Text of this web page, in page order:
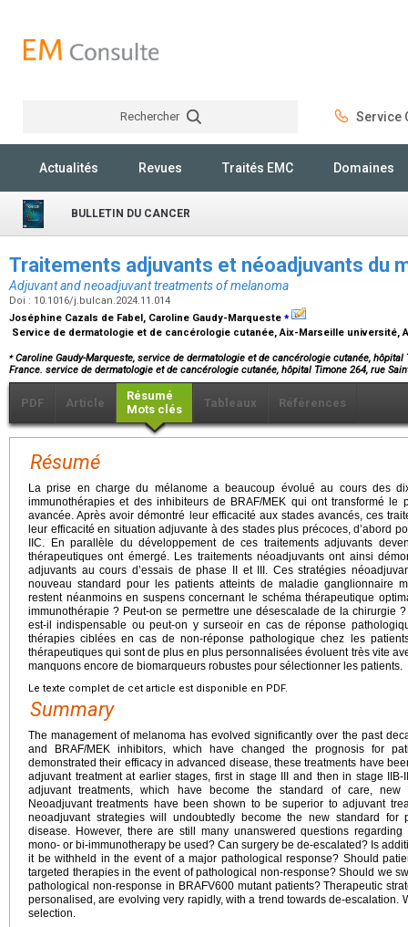
Rechercher Service
Actualités Revues Traités EMC Domaines
BULLETIN DU CANCER
Traitements adjuvants et néoadjuvants du
Adjuvant and neoadjuvant treatments of melanoma
Doi : 10.1016/j.bulcan.2024.11.014
Joséphine Cazals de Fabel, Caroline Gaudy-Marqueste ⁎
Service de dermatologie et de cancérologie cutanée, Aix-Marseille université,
⁎Caroline Gaudy-Marqueste, service de dermatologie et de cancérologie cutanée, hôpital
France. service de dermatologie et de cancérologie cutanée, hôpital Timone 264, rue
PDF Article
Résumé
Mots clés
Tableaux Références
Résumé
La prise en charge du mélanome a beaucoup évolué au cours des
immunothérapies et des inhibiteurs de BRAF/MEK qui ont transformé le
avancée. Après avoir démontré leur efficacité aux stades avancés, ces
leur efficacité en situation adjuvante à des stades plus précoces, d’abord
IIC. En parallèle du développement de ces traitements adjuvants
thérapeutiques ont émergé. Les traitements néoadjuvants ont ainsi
adjuvants au cours d’essais de phase II et III. Ces stratégies
nouveau standard pour les patients atteints de maladie ganglionnaire
restent néanmoins en suspens concernant le schéma thérapeutique
immunothérapie ? Peut-on se permettre une désescalade de la chirurgie
est-il indispensable ou peut-on y surseoir en cas de réponse
thérapies ciblées en cas de non-réponse pathologique chez les
thérapeutiques qui sont de plus en plus personnalisées évoluent très vite
manquons encore de biomarqueurs robustes pour sélectionner les patients.
Le texte complet de cet article est disponible en PDF.
Summary
The management of melanoma has evolved significantly over the past
and BRAF/MEK inhibitors, which have changed the prognosis for
demonstrated their efficacy in advanced disease, these treatments have
adjuvant treatment at earlier stages, first in stage III and then in stage
adjuvant treatments, which have become the standard of care, new
Neoadjuvant treatments have been shown to be superior to adjuvant
neoadjuvant strategies will undoubtedly become the new standard for
disease. However, there are still many unanswered questions
mono- or bi-immunotherapy be used? Can surgery be de-escalated? Is
it be withheld in the event of a major pathological response? Should
targeted therapies in the event of pathological non-response? Should we
pathological non-response in BRAFV600 mutant patients? Therapeutic
personalised, are evolving very rapidly, with a trend towards de-escalation.
selection.